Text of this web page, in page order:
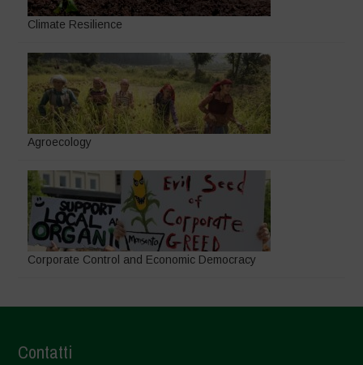
Climate Resilience
Agroecology
Corporate Control and Economic Democracy
Contatti